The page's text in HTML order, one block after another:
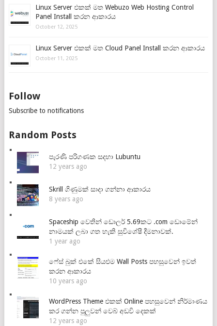
Linux Server එකක් මත Webuzo Web Hosting Control
Panel Install කරන ආකාරය
October 12, 2025
Linux Server එකක් මත Cloud Panel Install කරන ආකාරය
October 11, 2025
Follow
Subscribe to notifications
Random Posts
පැරණි පරිගණක සදහා Lubuntu
12 years ago
Skrill ගිණුමක් සාදා ගන්නා ආකාරය
8 years ago
Spaceship වෙතින් ඩොලර් 5.69කට .com ඩොමේන්
නාමයක් ලබා ගත හැකි සුවිශේෂී දීමනාවක්.
1 year ago
ෆේස් බුක් එකේ සියළුම Wall Posts පහසුවෙන් ඉවත්
කරන ආකාරය
10 years ago
WordPress Theme එකක් Online පහසුවෙන් නිර්මාණය
කර ගන්න පුලුවන් වෙබ් අඩවි දෙකක්
12 years ago